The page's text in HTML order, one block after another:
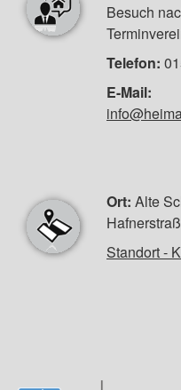
Besuch
Telefon:
E-Mail:
Ort: Alte
Standort -